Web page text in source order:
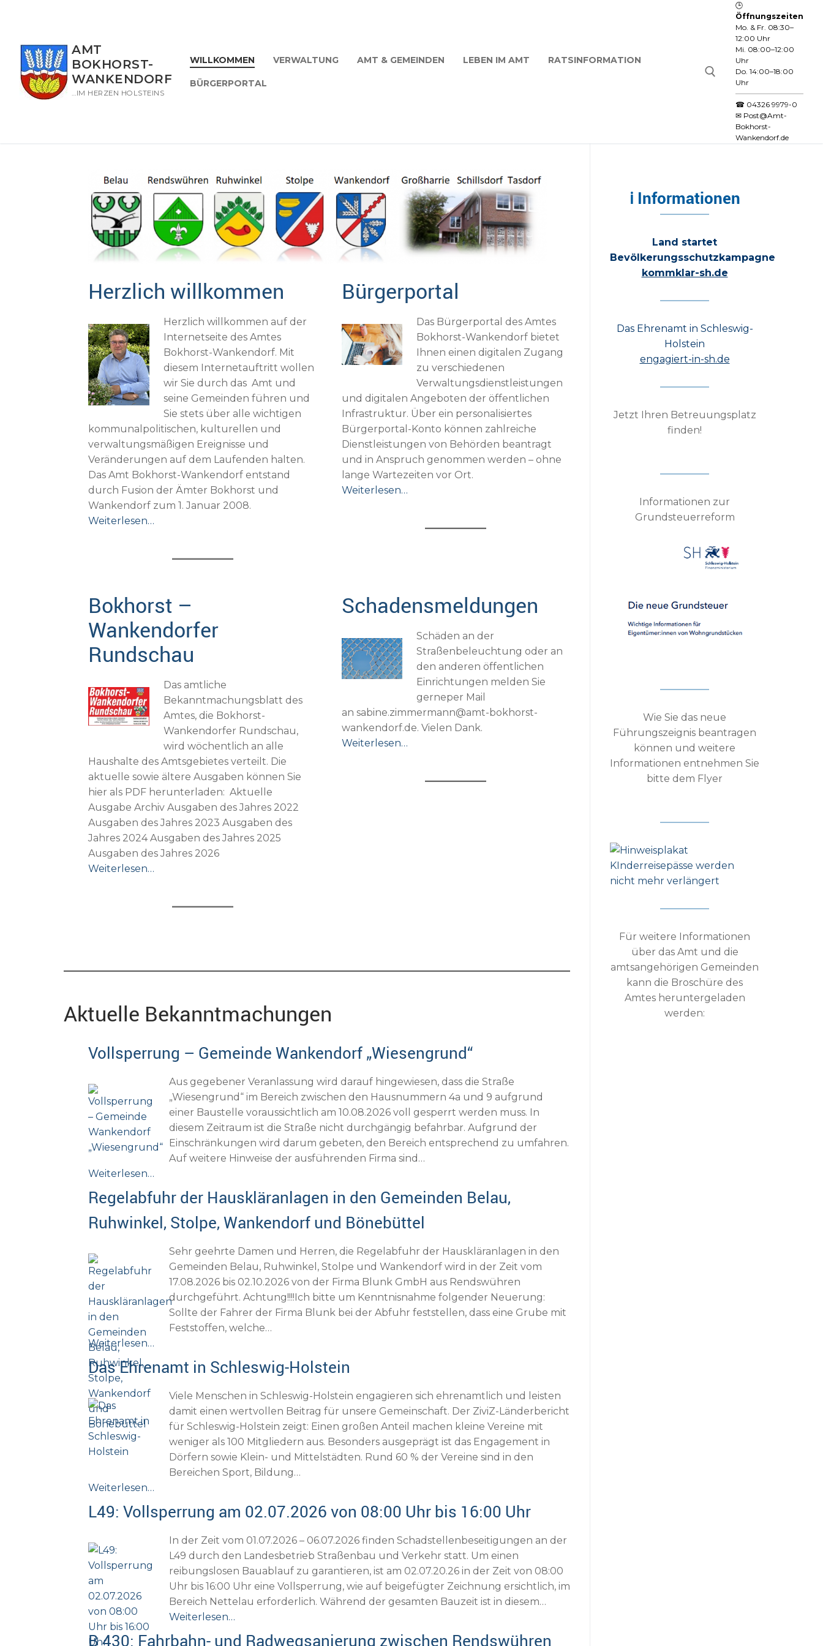
AMT
BOKHORST-
WANKENDORF
…IM HERZEN HOLSTEINS
WILLKOMMEN VERWALTUNG AMT & GEMEINDEN LEBEN IM AMT RATSINFORMATION
BÜRGERPORTAL
🕒
Öffnungszeiten
Mo. & Fr. 08:30–
12:00 Uhr
Mi. 08:00–12:00
Uhr
Do. 14:00–18:00
Uhr
☎ 04326 9979-0
✉ Post@Amt-
Bokhorst-
Wankendorf.de
Herzlich willkommen
Herzlich willkommen auf der
Internetseite des Amtes
Bokhorst-Wankendorf. Mit
diesem Internetauftritt wollen
wir Sie durch das Amt und
seine Gemeinden führen und
Sie stets über alle wichtigen
kommunalpolitischen, kulturellen und
verwaltungsmäßigen Ereignisse und
Veränderungen auf dem Laufenden halten.
Das Amt Bokhorst-Wankendorf entstand
durch Fusion der Ämter Bokhorst und
Wankendorf zum 1. Januar 2008.
Weiterlesen…
Bürgerportal
Das Bürgerportal des Amtes
Bokhorst-Wankendorf bietet
Ihnen einen digitalen Zugang
zu verschiedenen
Verwaltungsdienstleistungen
und digitalen Angeboten der öffentlichen
Infrastruktur. Über ein personalisiertes
Bürgerportal-Konto können zahlreiche
Dienstleistungen von Behörden beantragt
und in Anspruch genommen werden – ohne
lange Wartezeiten vor Ort.
Weiterlesen…
Bokhorst –
Wankendorfer
Rundschau
Das amtliche
Bekanntmachungsblatt des
Amtes, die Bokhorst-
Wankendorfer Rundschau,
wird wöchentlich an alle
Haushalte des Amtsgebietes verteilt. Die
aktuelle sowie ältere Ausgaben können Sie
hier als PDF herunterladen: Aktuelle
Ausgabe Archiv Ausgaben des Jahres 2022
Ausgaben des Jahres 2023 Ausgaben des
Jahres 2024 Ausgaben des Jahres 2025
Ausgaben des Jahres 2026
Weiterlesen…
Schadensmeldungen
Schäden an der
Straßenbeleuchtung oder an
den anderen öffentlichen
Einrichtungen melden Sie
gerneper Mail
an sabine.zimmermann@amt-bokhorst-
wankendorf.de. Vielen Dank.
Weiterlesen…
Aktuelle Bekanntmachungen
Vollsperrung – Gemeinde Wankendorf „Wiesengrund“
Aus gegebener Veranlassung wird darauf hingewiesen, dass die Straße
„Wiesengrund“ im Bereich zwischen den Hausnummern 4a und 9 aufgrund
einer Baustelle voraussichtlich am 10.08.2026 voll gesperrt werden muss. In
diesem Zeitraum ist die Straße nicht durchgängig befahrbar. Aufgrund der
Einschränkungen wird darum gebeten, den Bereich entsprechend zu umfahren.
Auf weitere Hinweise der ausführenden Firma sind…
Weiterlesen…
Regelabfuhr der Hauskläranlagen in den Gemeinden Belau,
Ruhwinkel, Stolpe, Wankendorf und Bönebüttel
Sehr geehrte Damen und Herren, die Regelabfuhr der Hauskläranlagen in den
Gemeinden Belau, Ruhwinkel, Stolpe und Wankendorf wird in der Zeit vom
17.08.2026 bis 02.10.2026 von der Firma Blunk GmbH aus Rendswühren
durchgeführt. Achtung!!!!Ich bitte um Kenntnisnahme folgender Neuerung:
Sollte der Fahrer der Firma Blunk bei der Abfuhr feststellen, dass eine Grube mit
Feststoffen, welche…
Weiterlesen…
Das Ehrenamt in Schleswig-Holstein
Viele Menschen in Schleswig-Holstein engagieren sich ehrenamtlich und leisten
damit einen wertvollen Beitrag für unsere Gemeinschaft. Der ZiviZ-Länderbericht
für Schleswig-Holstein zeigt: Einen großen Anteil machen kleine Vereine mit
weniger als 100 Mitgliedern aus. Besonders ausgeprägt ist das Engagement in
Dörfern sowie Klein- und Mittelstädten. Rund 60 % der Vereine sind in den
Bereichen Sport, Bildung…
Weiterlesen…
L49: Vollsperrung am 02.07.2026 von 08:00 Uhr bis 16:00 Uhr
In der Zeit vom 01.07.2026 – 06.07.2026 finden Schadstellenbeseitigungen an der
L49 durch den Landesbetrieb Straßenbau und Verkehr statt. Um einen
reibungslosen Bauablauf zu garantieren, ist am 02.07.20.26 in der Zeit von 08:00
Uhr bis 16:00 Uhr eine Vollsperrung, wie auf beigefügter Zeichnung ersichtlich, im
Bereich Nettelau erforderlich. Während der gesamten Bauzeit ist in diesem…
Weiterlesen…
B 430: Fahrbahn- und Radwegsanierung zwischen Rendswühren
ℹ Informationen
Land startet
Bevölkerungsschutzkampagne
kommklar-sh.de
Das Ehrenamt in Schleswig-
Holstein
engagiert-in-sh.de
Jetzt Ihren Betreuungsplatz
finden!
Informationen zur
Grundsteuerreform
Wie Sie das neue
Führungszeignis beantragen
können und weitere
Informationen entnehmen Sie
bitte dem Flyer
Für weitere Informationen
über das Amt und die
amtsangehörigen Gemeinden
kann die Broschüre des
Amtes heruntergeladen
werden: